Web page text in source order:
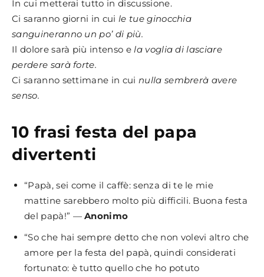
In cui metterai tutto in discussione.
Ci saranno giorni in cui le tue ginocchia
sanguineranno un po’ di più.
Il dolore sarà più intenso ela voglia di lasciare
perdere sarà forte.
Ci saranno settimane in cui nulla sembrerà avere
senso.
10 frasi festa del papa
divertenti
“Papà, sei come il caffè: senza di te le mie
mattine sarebbero molto più difficili. Buona festa
del papà!” —Anonimo
“So che hai sempre detto che non volevi altro che
amore per la festa del papà, quindi considerati
fortunato: è tutto quello che ho potuto